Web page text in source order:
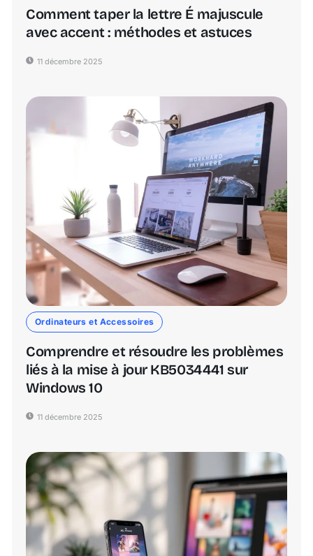
Comment taper la lettre É majuscule
avec accent : méthodes et astuces
11 décembre 2025
Ordinateurs et Accessoires
Comprendre et résoudre les problèmes
liés à la mise à jour KB5034441 sur
Windows 10
11 décembre 2025